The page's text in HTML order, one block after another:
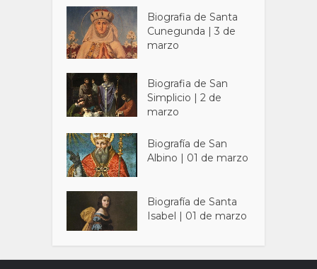
Biografia de Santa
Cunegunda | 3 de
marzo
Biografia de San
Simplicio | 2 de
marzo
Biografía de San
Albino | 01 de marzo
Biografía de Santa
Isabel | 01 de marzo